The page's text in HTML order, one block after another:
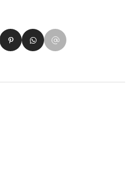
Xsu LinkedIn
Condividi su Pinterest
Condividi su WhatsApp
Condividi su Email